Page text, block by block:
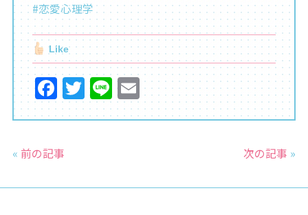
#恋愛心理学
Like
F
a
e
o
T
w
Li
n
E
m
« 前の記事 次の記事 »